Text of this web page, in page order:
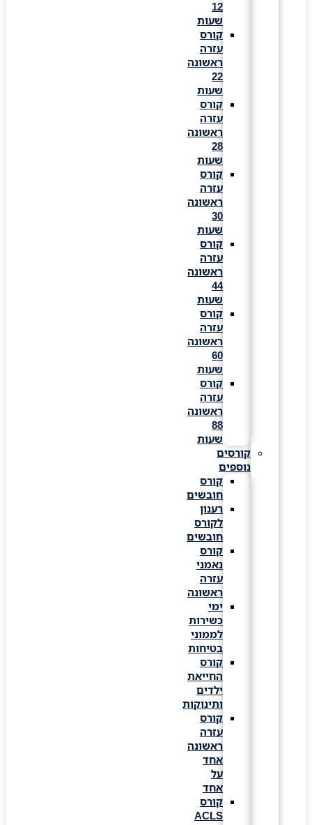
שעות
קורס
עזרה
ראשונה
שעות
קורס
עזרה
ראשונה
שעות
קורס
עזרה
ראשונה
שעות
קורס
עזרה
ראשונה
שעות
קורס
עזרה
ראשונה
שעות
קורס
עזרה
ראשונה
שעות
קורסים
נוספים
קורס
חובשים
רענון
לקורס
חובשים
קורס
נאמני
עזרה
ראשונה
ימי
כשירות
לממוני
בטיחות
קורס
החייאת
ילדים
ותינוקות
קורס
עזרה
ראשונה
קורס
ACLS